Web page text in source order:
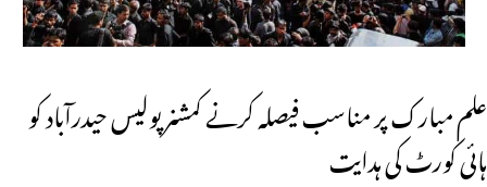
علم مبارک پر مناسب فیصلہ کرنے کمشنر پولیس حیدرآباد کو
ہائی کورٹ کی ہدایت